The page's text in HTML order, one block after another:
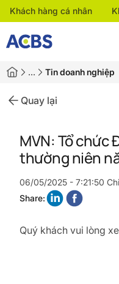
Khách hàng cá nhân
… Tin doanh nghiệp
Quay lại
MVN: Tổ chức
thường niên
06/05/2025 - 7:21:50
Share:
Quý khách vui lòng